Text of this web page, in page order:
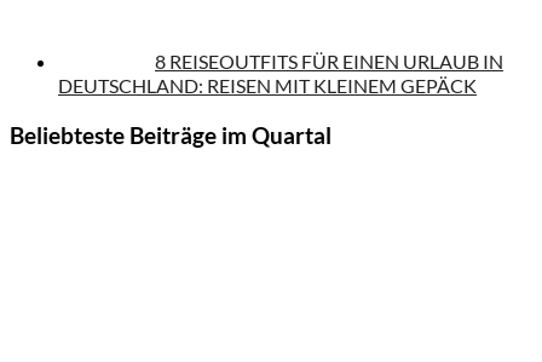
8 REISEOUTFITS FÜR EINEN URLAUB IN
DEUTSCHLAND: REISEN MIT KLEINEM GEPÄCK
Beliebteste Beiträge im Quartal